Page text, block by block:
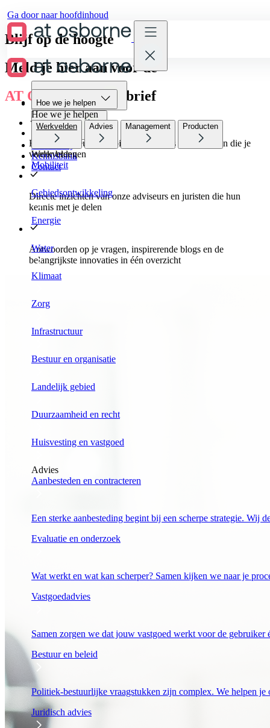
Ga door naar hoofdinhoud
Hoe we je helpen
Wie we zijn
Werken bij
Kennisbank
Contact
Hoe we je helpen
Hoe we je helpen
Werkvelden Advies Management Producten
Werkvelden
Mobiliteit
Gebiedsontwikkeling
Energie
Water
Klimaat
Zorg
Infrastructuur
Bestuur en organisatie
Landelijk gebied
Duurzaamheid en recht
Huisvesting en vastgoed
Advies
Aanbesteden en contracteren
Een sterke aanbesteding begint bij een scherpe strategie. Wij
Evaluatie en onderzoek
Wat werkt en wat kan scherper? Samen kijken we naar je
Vastgoedadvies
Samen zorgen we dat jouw vastgoed werkt voor de gebruiker
Bestuur en beleid
Politiek-bestuurlijke vraagstukken zijn complex. We helpen
Juridisch advies
Blijf op de hoogte
Meld je hier aan voor de
AT Osborne nieuwsbrief
Het laatste nieuws, inspirerende events en trainingen die je
verder brengen
Directe inzichten van onze adviseurs en juristen die hun
kennis met je delen
Antwoorden op je vragen, inspirerende blogs en de
belangrijkste innovaties in één overzicht